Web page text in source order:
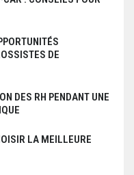
DE
DES RH PENDANT UNE
LA MEILLEURE